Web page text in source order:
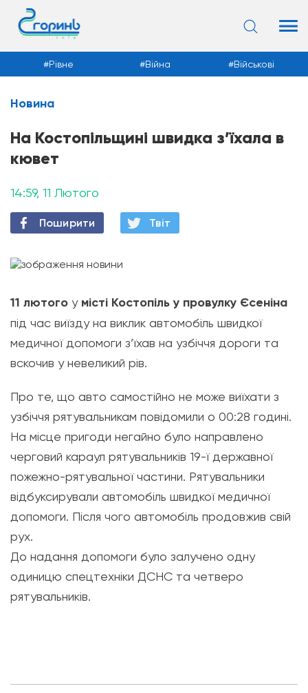
Новини
Рівне Війна Військові
Новина
На Костопільщині швидка з’їхала в
кювет
14:59, 11 Лютого
Поширити Твiт
11 лютого у місті Костопіль у провулку Єсеніна
під час виїзду на виклик автомобіль швидкої
медичної допомоги з’їхав на узбіччя дороги та
вскочив у невеликий рів.
Про те, що авто самостійно не може виїхати з
узбіччя рятувальникам повідомили о 00:28 годині.
На місце пригоди негайно було направлено
черговий караул рятувальників 19-ї державної
пожежно-рятувальної частини. Рятувальники
відбуксирували автомобіль швидкої медичної
допомоги. Після чого автомобіль продовжив свій
рух.
До надання допомоги було залучено одну
одиницю спецтехніки ДСНС та четверо
рятувальників.